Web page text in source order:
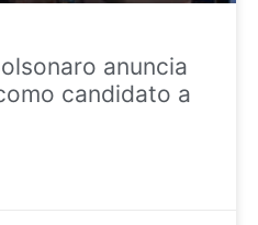
anuncia
candidato a